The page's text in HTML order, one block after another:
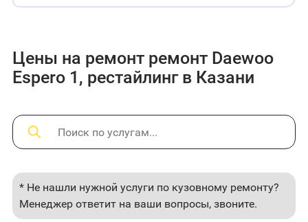
Цены на ремонт ремонт Daewoo
Espero 1, рестайлинг в Казани
* Не нашли нужной услуги по кузовному ремонту?
Менеджер ответит на ваши вопросы, звоните.